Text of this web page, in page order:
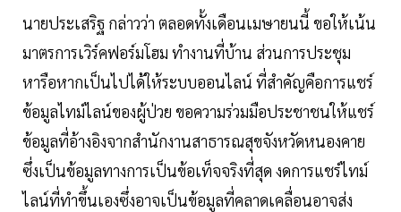
นายประเสริฐ กล่าวว่า ตลอดทั้งเดือนเมษายนนี้ ขอให้เน้น
มาตรการเวิร์คฟอร์มโฮม ทำงานที่บ้าน ส่วนการประชุม
หารือหากเป็นไปได้ให้ระบบออนไลน์ ที่สำคัญคือการแชร์
ข้อมูลไทม์ไลน์ของผู้ป่วย ขอความร่วมมือประชาชนให้แชร์
ข้อมูลที่อ้างอิงจากสำนักงานสาธารณสุขจังหวัดหนองคาย
ซึ่งเป็นข้อมูลทางการเป็นข้อเท็จจริงที่สุด งดการแชร์ไทม์
ไลน์ที่ทำขึ้นเองซึ่งอาจเป็นข้อมูลที่คลาดเคลื่อนอาจส่ง